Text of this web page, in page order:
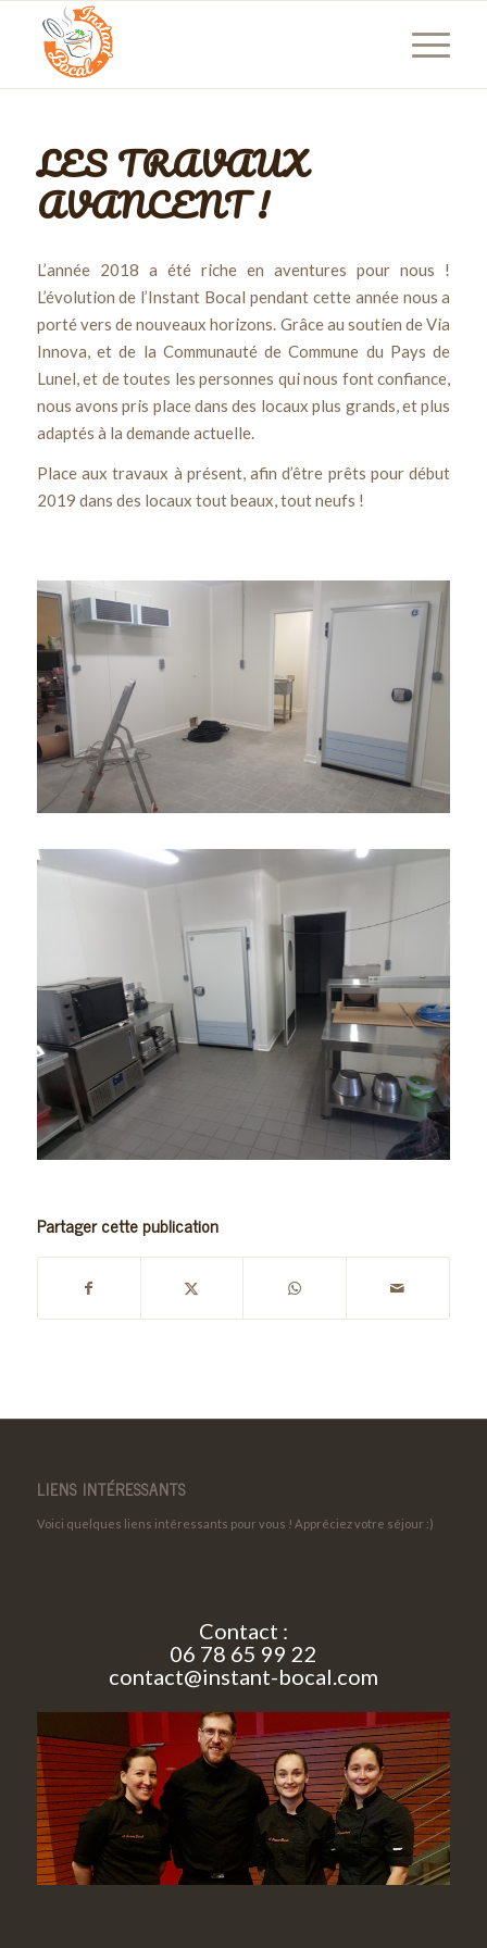
LES TRAVAUX
AVANCENT !
L’année 2018 a été riche en aventures pour nous !
L’évolution de l’Instant Bocal pendant cette année nous a
porté vers de nouveaux horizons. Grâce au soutien de Via
Innova, et de la Communauté de Commune du Pays de
Lunel, et de toutes les personnes qui nous font confiance,
nous avons pris place dans des locaux plus grands, et plus
adaptés à la demande actuelle.
Place aux travaux à présent, afin d’être prêts pour début
2019 dans des locaux tout beaux, tout neufs !
Partager cette publication
LIENS INTÉRESSANTS
Voici quelques liens intéressants pour vous ! Appréciez votre séjour :)
Contact :
06 78 65 99 22
contact@instant-bocal.com